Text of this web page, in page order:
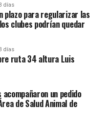
días
plazo para regularizar las
clubes podrían quedar
días
ruta 34 altura Luis
un pedido
de Salud Animal de